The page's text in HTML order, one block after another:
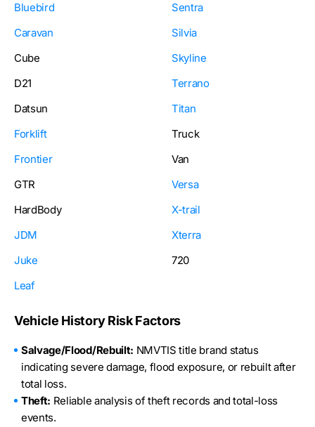
Bluebird
Caravan
Cube
D21
Datsun
Forklift
Frontier
GTR
HardBody
JDM
Juke
Leaf
Sentra
Silvia
Skyline
Terrano
Titan
Truck
Van
Versa
X-trail
Xterra
720
Vehicle History Risk Factors
Salvage/Flood/Rebuilt: NMVTIS title brand status
indicating severe damage, flood exposure, or rebuilt after
total loss.
Theft: Reliable analysis of theft records and total-loss
events.